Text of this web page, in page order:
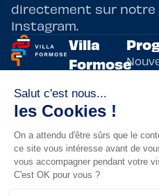
directement sur notre
Instagram.
Programmes
de
résidences
artistiques
bilatérales,
entre la
France et
Taïwan.
Villa
Formose
Adoptez
un artiste
Lieux de
résidence
Arts